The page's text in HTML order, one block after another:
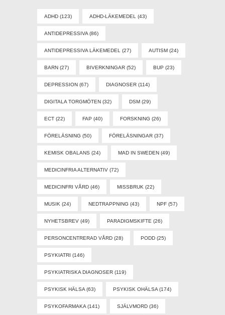
ADHD (123) ADHD-LÄKEMEDEL (43)
ANTIDEPRESSIVA (86)
ANTIDEPRESSIVA LÄKEMEDEL (27) AUTISM (24)
BARN (27) BIVERKNINGAR (52) BUP (23)
DEPRESSION (67) DIAGNOSER (114)
DIGITALA TORGMÖTEN (32) DSM (29)
ECT (22) FAP (40) FORSKNING (26)
FÖRELÄSNING (50) FÖRELÄSNINGAR (37)
KEMISK OBALANS (24) MAD IN SWEDEN (49)
MEDICINFRIA ALTERNATIV (72)
MEDICINFRI VÅRD (46) MISSBRUK (22)
MUSIK (24) NEDTRAPPNING (43) NPF (57)
NYHETSBREV (49) PARADIGMSKIFTE (26)
PERSONCENTRERAD VÅRD (28) PODD (25)
PSYKIATRI (146)
PSYKIATRISKA DIAGNOSER (119)
PSYKISK HÄLSA (63) PSYKISK OHÄLSA (174)
PSYKOFARMAKA (141) SJÄLVMORD (36)